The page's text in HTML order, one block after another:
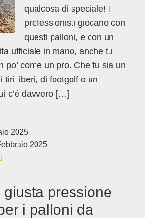
qualcosa di speciale! I
professionisti giocano con
questi palloni, e con un
ufficiale in mano, anche tu
po’ come un pro. Che tu sia un
tiri liberi, di footgolf o un
c’è davvero […]
2025
2025
giusta pressione
i palloni da